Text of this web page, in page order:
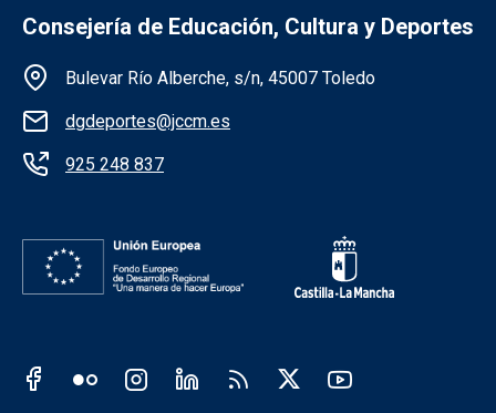
Consejería de Educación, Cultura y Deportes
Información de la institución
Bulevar Río Alberche, s/n, 45007 Toledo
dgdeportes@jccm.es
925 248 837
Redes sociales JCCM